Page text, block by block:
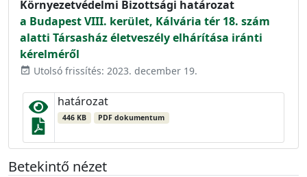
Környezetvédelmi Bizottsági határozat
a Budapest VIII. kerület, Kálvária tér 18. szám
alatti Társasház életveszély elhárítása iránti
kérelméről
event_available Utolsó frissítés: 2023. december 19.
határozat
446 KB PDF dokumentum
Betekintő nézet